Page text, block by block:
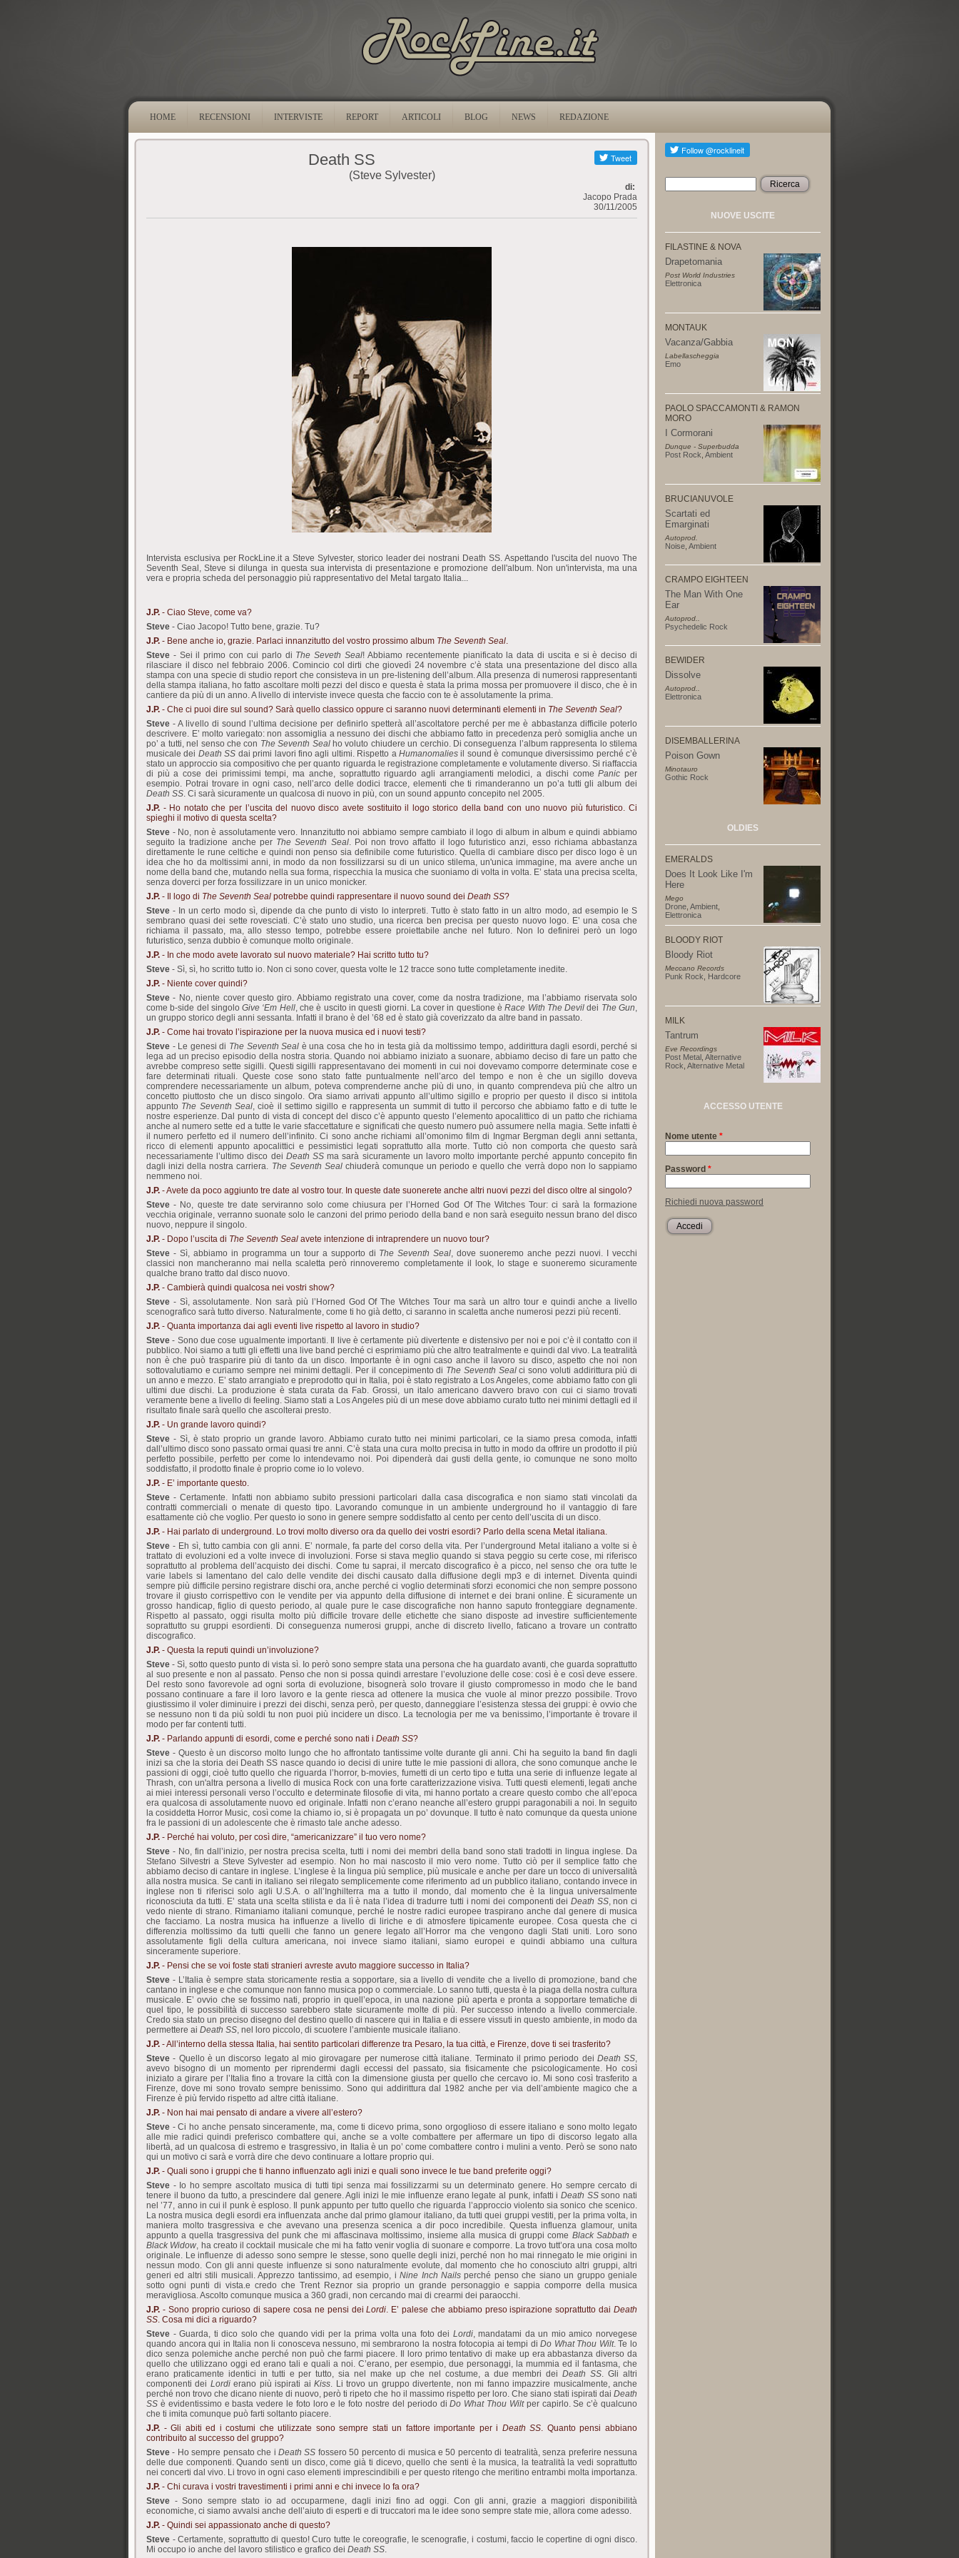
HOME RECENSIONI INTERVISTE REPORT ARTICOLI BLOG NEWS REDAZIONE
Death SS
(Steve Sylvester)
di:
Jacopo Prada
30/11/2005
Intervista esclusiva per RockLine.it a Steve Sylvester, storico leader dei nostrani Death SS. Aspettando l'uscita del nuovo The
Seventh Seal, Steve si dilunga in questa sua intervista di presentazione e promozione dell'album. Non un'intervista, ma una
vera e propria scheda del personaggio più rappresentativo del Metal targato Italia...
J.P. - Ciao Steve, come va?
Steve - Ciao Jacopo! Tutto bene, grazie. Tu?
J.P. - Bene anche io, grazie. Parlaci innanzitutto del vostro prossimo album The Seventh Seal.
Steve - Sei il primo con cui parlo di The Seveth Seal! Abbiamo recentemente pianificato la data di uscita e si è deciso di
rilasciare il disco nel febbraio 2006. Comincio col dirti che giovedì 24 novembre c’è stata una presentazione del disco alla
stampa con una specie di studio report che consisteva in un pre-listening dell’album. Alla presenza di numerosi rappresentanti
della stampa italiana, ho fatto ascoltare molti pezzi del disco e questa è stata la prima mossa per promuovere il disco, che è in
cantiere da più di un anno. A livello di interviste invece questa che faccio con te è assolutamente la prima.
J.P. - Che ci puoi dire sul sound? Sarà quello classico oppure ci saranno nuovi determinanti elementi in The Seventh Seal?
Steve - A livello di sound l’ultima decisione per definirlo spetterà all’ascoltatore perché per me è abbastanza difficile poterlo
descrivere. E’ molto variegato: non assomiglia a nessuno dei dischi che abbiamo fatto in precedenza però somiglia anche un
po’ a tutti, nel senso che con The Seventh Sealho voluto chiudere un cerchio. Di conseguenza l’album rappresenta lo stilema
musicale dei Death SS dai primi lavori fino agli ultimi. Rispetto aHumanomalies il sound è comunque diversissimo perché c’è
stato un approccio sia compositivo che per quanto riguarda le registrazione completamente e volutamente diverso. Si riaffaccia
di più a cose dei primissimi tempi, ma anche, soprattutto riguardo agli arrangiamenti melodici, a dischi come Panic per
esempio. Potrai trovare in ogni caso, nell’arco delle dodici tracce, elementi che ti rimanderanno un po’a tutti gli album dei
Death SS. Ci sarà sicuramente un qualcosa di nuovo in più, con un sound appunto concepito nel 2005.
J.P. - Ho notato che per l’uscita del nuovo disco avete sostituito il logo storico della band con uno nuovo più futuristico. Ci
spieghi il motivo di questa scelta?
Steve - No, non è assolutamente vero. Innanzitutto noi abbiamo sempre cambiato il logo di album in album e quindi abbiamo
seguito la tradizione anche per The Seventh Seal. Poi non trovo affatto il logo futuristico anzi, esso richiama abbastanza
direttamente le rune celtiche e quindi non penso sia definibile come futuristico. Quella di cambiare disco per disco logo è un
idea che ho da moltissimi anni, in modo da non fossilizzarsi su di un unico stilema, un'unica immagine, ma avere anche un
nome della band che, mutando nella sua forma, rispecchia la musica che suoniamo di volta in volta. E’ stata una precisa scelta,
senza doverci per forza fossilizzare in un unico monicker.
J.P. - Il logo di The Seventh Seal potrebbe quindi rappresentare il nuovo sound dei Death SS?
Steve - In un certo modo sì, dipende da che punto di visto lo interpreti. Tutto è stato fatto in un altro modo, ad esempio le S
sembrano quasi dei sette rovesciati. C’è stato uno studio, una ricerca ben precisa per questo nuovo logo. E’ una cosa che
richiama il passato, ma, allo stesso tempo, potrebbe essere proiettabile anche nel futuro. Non lo definirei però un logo
futuristico, senza dubbio è comunque molto originale.
J.P. - In che modo avete lavorato sul nuovo materiale? Hai scritto tutto tu?
Steve - Sì, sì, ho scritto tutto io. Non ci sono cover, questa volte le 12 tracce sono tutte completamente inedite.
J.P. - Niente cover quindi?
Steve - No, niente cover questo giro. Abbiamo registrato una cover, come da nostra tradizione, ma l’abbiamo riservata solo
come b-side del singoloGive ‘Em Hell, che è uscito in questi giorni. La cover in questione èRace With The Devil dei The Gun,
un gruppo storico degli anni sessanta. Infatti il brano è del ’68 ed è stato già coverizzato da altre band in passato.
J.P. - Come hai trovato l’ispirazione per la nuova musica ed i nuovi testi?
Steve - Le genesi di The Seventh Seal è una cosa che ho in testa già da moltissimo tempo, addirittura dagli esordi, perché si
lega ad un preciso episodio della nostra storia. Quando noi abbiamo iniziato a suonare, abbiamo deciso di fare un patto che
avrebbe compreso sette sigilli. Questi sigilli rappresentavano dei momenti in cui noi dovevamo comporre determinate cose e
fare determinati rituali. Queste cose sono stato fatte puntualmente nell’arco del tempo e non è che un sigillo doveva
comprendere necessariamente un album, poteva comprenderne anche più di uno, in quanto comprendeva più che altro un
concetto piuttosto che un disco singolo. Ora siamo arrivati appunto all’ultimo sigillo e proprio per questo il disco si intitola
appunto The Seventh Seal, cioè il settimo sigillo e rappresenta un summit di tutto il percorso che abbiamo fatto e di tutte le
nostre esperienze. Dal punto di vista di concept del disco c’è appunto questo l’elemento apocalittico di un patto che richiama
anche al numero sette ed a tutte le varie sfaccettature e significati che questo numero può assumere nella magia. Sette infatti è
il numero perfetto ed il numero dell’infinito. Ci sono anche richiami all’omonimo film di Ingmar Bergman degli anni settanta,
ricco di elementi appunto apocalittici e pessimistici legati soprattutto alla morte. Tutto ciò non comporta che questo sarà
necessariamente l’ultimo disco dei Death SSma sarà sicuramente un lavoro molto importante perché appunto concepito fin
dagli inizi della nostra carriera. The Seventh Sealchiuderà comunque un periodo e quello che verrà dopo non lo sappiamo
nemmeno noi.
J.P. - Avete da poco aggiunto tre date al vostro tour. In queste date suonerete anche altri nuovi pezzi del disco oltre al singolo?
Steve - No, queste tre date serviranno solo come chiusura per l’Horned God Of The Witches Tour: ci sarà la formazione
vecchia originale, verranno suonate solo le canzoni del primo periodo della band e non sarà eseguito nessun brano del disco
nuovo, neppure il singolo.
J.P. - Dopo l’uscita di The Seventh Seal avete intenzione di intraprendere un nuovo tour?
Steve - Sì, abbiamo in programma un tour a supporto di The Seventh Seal, dove suoneremo anche pezzi nuovi. I vecchi
classici non mancheranno mai nella scaletta però rinnoveremo completamente il look, lo stage e suoneremo sicuramente
qualche brano tratto dal disco nuovo.
J.P. - Cambierà quindi qualcosa nei vostri show?
Steve - Sì, assolutamente. Non sarà più l’Horned God Of The Witches Tour ma sarà un altro tour e quindi anche a livello
scenografico sarà tutto diverso. Naturalmente, come ti ho già detto, ci saranno in scaletta anche numerosi pezzi più recenti.
J.P. - Quanta importanza dai agli eventi live rispetto al lavoro in studio?
Steve - Sono due cose ugualmente importanti. Il live è certamente più divertente e distensivo per noi e poi c’è il contatto con il
pubblico. Noi siamo a tutti gli effetti una live band perché ci esprimiamo più che altro teatralmente e quindi dal vivo. La teatralità
non è che può trasparire più di tanto da un disco. Importante è in ogni caso anche il lavoro su disco, aspetto che noi non
sottovalutiamo e curiamo sempre nei minimi dettagli. Per il concepimento di The Seventh Sealci sono voluti addirittura più di
un anno e mezzo. E’ stato arrangiato e preprodotto qui in Italia, poi è stato registrato a Los Angeles, come abbiamo fatto con gli
ultimi due dischi. La produzione è stata curata da Fab. Grossi, un italo americano davvero bravo con cui ci siamo trovati
veramente bene a livello di feeling. Siamo stati a Los Angeles più di un mese dove abbiamo curato tutto nei minimi dettagli ed il
risultato finale sarà quello che ascolterai presto.
J.P. - Un grande lavoro quindi?
Steve - Sì, è stato proprio un grande lavoro. Abbiamo curato tutto nei minimi particolari, ce la siamo presa comoda, infatti
dall’ultimo disco sono passato ormai quasi tre anni. C’è stata una cura molto precisa in tutto in modo da offrire un prodotto il più
perfetto possibile, perfetto per come lo intendevamo noi. Poi dipenderà dai gusti della gente, io comunque ne sono molto
soddisfatto, il prodotto finale è proprio come io lo volevo.
J.P. - E’ importante questo.
Steve - Certamente. Infatti non abbiamo subito pressioni particolari dalla casa discografica e non siamo stati vincolati da
contratti commerciali o menate di questo tipo. Lavorando comunque in un ambiente underground ho il vantaggio di fare
esattamente ciò che voglio. Per questo io sono in genere sempre soddisfatto al cento per cento dell’uscita di un disco.
J.P. - Hai parlato di underground. Lo trovi molto diverso ora da quello dei vostri esordi? Parlo della scena Metal italiana.
Steve - Eh sì, tutto cambia con gli anni. E’ normale, fa parte del corso della vita. Per l’underground Metal italiano a volte si è
trattato di evoluzioni ed a volte invece di involuzioni. Forse si stava meglio quando si stava peggio su certe cose, mi riferisco
soprattutto al problema dell’acquisto dei dischi. Come tu saprai, il mercato discografico è a picco, nel senso che ora tutte le
varie labels si lamentano del calo delle vendite dei dischi causato dalla diffusione degli mp3 e di internet. Diventa quindi
sempre più difficile persino registrare dischi ora, anche perché ci voglio determinati sforzi economici che non sempre possono
trovare il giusto corrispettivo con le vendite per via appunto della diffusione di internet e dei brani online. È sicuramente un
grosso handicap, figlio di questo periodo, al quale pure le case discografiche non hanno saputo fronteggiare degnamente.
Rispetto al passato, oggi risulta molto più difficile trovare delle etichette che siano disposte ad investire sufficientemente
soprattutto su gruppi esordienti. Di conseguenza numerosi gruppi, anche di discreto livello, faticano a trovare un contratto
discografico.
J.P. - Questa la reputi quindi un’involuzione?
Steve - Sì, sotto questo punto di vista sì. Io però sono sempre stata una persona che ha guardato avanti, che guarda soprattutto
al suo presente e non al passato. Penso che non si possa quindi arrestare l’evoluzione delle cose: così è e così deve essere.
Del resto sono favorevole ad ogni sorta di evoluzione, bisognerà solo trovare il giusto compromesso in modo che le band
possano continuare a fare il loro lavoro e la gente riesca ad ottenere la musica che vuole al minor prezzo possibile. Trovo
giustissimo il voler diminuire i prezzi dei dischi, senza però, per questo, danneggiare l’esistenza stessa dei gruppi: è ovvio che
se nessuno non ti da più soldi tu non puoi più incidere un disco. La tecnologia per me va benissimo, l’importante è trovare il
modo per far contenti tutti.
J.P. - Parlando appunti di esordi, come e perché sono nati i Death SS?
Steve - Questo è un discorso molto lungo che ho affrontato tantissime volte durante gli anni. Chi ha seguito la band fin dagli
inizi sa che la storia dei Death SS nasce quando io decisi di unire tutte le mie passioni di allora, che sono comunque anche le
passioni di oggi, cioè tutto quello che riguarda l’horror, b-movies, fumetti di un certo tipo e tutta una serie di influenze legate al
Thrash, con un'altra persona a livello di musica Rock con una forte caratterizzazione visiva. Tutti questi elementi, legati anche
ai miei interessi personali verso l’occulto e determinate filosofie di vita, mi hanno portato a creare questo combo che all’epoca
era qualcosa di assolutamente nuovo ed originale. Infatti non c’erano neanche all’estero gruppi paragonabili a noi. In seguito
la cosiddetta Horror Music, così come la chiamo io, si è propagata un po’ dovunque. Il tutto è nato comunque da questa unione
fra le passioni di un adolescente che è rimasto tale anche adesso.
J.P. - Perché hai voluto, per così dire, “americanizzare” il tuo vero nome?
Steve - No, fin dall’inizio, per nostra precisa scelta, tutti i nomi dei membri della band sono stati tradotti in lingua inglese. Da
Stefano Silvestri a Steve Sylvester ad esempio. Non ho mai nascosto il mio vero nome. Tutto ciò per il semplice fatto che
abbiamo deciso di cantare in inglese. L’inglese è la lingua più semplice, più musicale e anche per dare un tocco di universalità
alla nostra musica. Se canti in italiano sei rilegato semplicemente come riferimento ad un pubblico italiano, contando invece in
inglese non ti riferisci solo agli U.S.A. o all’Inghilterra ma a tutto il mondo, dal momento che è la lingua universalmente
riconosciuta da tutti. E’ stata una scelta stilista e da lì è nata l’idea di tradurre tutti i nomi dei componenti dei Death SS, non ci
vedo niente di strano. Rimaniamo italiani comunque, perché le nostre radici europee traspirano anche dal genere di musica
che facciamo. La nostra musica ha influenze a livello di liriche e di atmosfere tipicamente europee. Cosa questa che ci
differenzia moltissimo da tutti quelli che fanno un genere legato all’Horror ma che vengono dagli Stati uniti. Loro sono
assolutamente figli della cultura americana, noi invece siamo italiani, siamo europei e quindi abbiamo una cultura
sinceramente superiore.
J.P. - Pensi che se voi foste stati stranieri avreste avuto maggiore successo in Italia?
Steve - L’Italia è sempre stata storicamente restia a sopportare, sia a livello di vendite che a livello di promozione, band che
cantano in inglese e che comunque non fanno musica pop o commerciale. Lo sanno tutti, questa è la piaga della nostra cultura
musicale. E’ ovvio che se fossimo nati, proprio in quell’epoca, in una nazione più aperta e pronta a sopportare tematiche di
quel tipo, le possibilità di successo sarebbero state sicuramente molte di più. Per successo intendo a livello commerciale.
Credo sia stato un preciso disegno del destino quello di nascere qui in Italia e di essere vissuti in questo ambiente, in modo da
permettere ai Death SS, nel loro piccolo, di scuotere l’ambiente musicale italiano.
J.P. - All’interno della stessa Italia, hai sentito particolari differenze tra Pesaro, la tua città, e Firenze, dove ti sei trasferito?
Steve - Quello è un discorso legato al mio girovagare per numerose città italiane. Terminato il primo periodo dei Death SS,
avevo bisogno di un momento per riprendermi dagli eccessi del passato, sia fisicamente che psicologicamente. Ho così
iniziato a girare per l’Italia fino a trovare la città con la dimensione giusta per quello che cercavo io. Mi sono così trasferito a
Firenze, dove mi sono trovato sempre benissimo. Sono qui addirittura dal 1982 anche per via dell’ambiente magico che a
Firenze è più fervido rispetto ad altre città italiane.
J.P. - Non hai mai pensato di andare a vivere all’estero?
Steve - Ci ho anche pensato sinceramente, ma, come ti dicevo prima, sono orgoglioso di essere italiano e sono molto legato
alle mie radici quindi preferisco combattere qui, anche se a volte combattere per affermare un tipo di discorso legato alla
libertà, ad un qualcosa di estremo e trasgressivo, in Italia è un po’ come combattere contro i mulini a vento. Però se sono nato
qui un motivo ci sarà e vorrà dire che devo continuare a lottare proprio qui.
J.P. - Quali sono i gruppi che ti hanno influenzato agli inizi e quali sono invece le tue band preferite oggi?
Steve - Io ho sempre ascoltato musica di tutti tipi senza mai fossilizzarmi su un determinato genere. Ho sempre cercato di
tenere il buono da tutto, a prescindere dal genere. Agli inizi le mie influenze erano legate al punk, infatti i Death SSsono nati
nel ’77, anno in cui il punk è esploso. Il punk appunto per tutto quello che riguarda l’approccio violento sia sonico che scenico.
La nostra musica degli esordi era influenzata anche dal primo glamour italiano, da tutti quei gruppi vestiti, per la prima volta, in
maniera molto trasgressiva e che avevano una presenza scenica a dir poco incredibile. Questa influenza glamour, unita
appunto a quella trasgressiva del punk che mi affascinava moltissimo, insieme alla musica di gruppi come Black Sabbath e
Black Widow, ha creato il cocktail musicale che mi ha fatto venir voglia di suonare e comporre. La trovo tutt’ora una cosa molto
originale. Le influenze di adesso sono sempre le stesse, sono quelle degli inizi, perché non ho mai rinnegato le mie origini in
nessun modo. Con gli anni queste influenze si sono naturalmente evolute, dal momento che ho conosciuto altri gruppi, altri
generi ed altri stili musicali. Apprezzo tantissimo, ad esempio, iNine Inch Nails perché penso che siano un gruppo geniale
sotto ogni punti di vista.e credo che Trent Reznor sia proprio un grande personaggio e sappia comporre della musica
meravigliosa. Ascolto comunque musica a 360 gradi, non cercando mai di crearmi dei paraocchi.
J.P. - Sono proprio curioso di sapere cosa ne pensi dei Lordi. E’ palese che abbiamo preso ispirazione soprattutto daiDeath
SS. Cosa mi dici a riguardo?
Steve - Guarda, ti dico solo che quando vidi per la prima volta una foto dei Lordi, mandatami da un mio amico norvegese
quando ancora qui in Italia non li conosceva nessuno, mi sembrarono la nostra fotocopia ai tempi diDo What Thou Wilt. Te lo
dico senza polemiche anche perché non può che farmi piacere. Il loro primo tentativo di make up era abbastanza diverso da
quello che utilizzano oggi ed erano tali e quali a noi. C’erano, per esempio, due personaggi, la mummia ed il fantasma, che
erano praticamente identici in tutti e per tutto, sia nel make up che nel costume, a due membri deiDeath SS. Gli altri
componenti dei Lordierano più ispirati aiKiss. Li trovo un gruppo divertente, non mi fanno impazzire musicalmente, anche
perché non trovo che dicano niente di nuovo, però ti ripeto che ho il massimo rispetto per loro. Che siano stati ispirati dai Death
SS è evidentissimo e basta vedere le foto loro e le foto nostre del periodo diDo What Thou Wiltper capirlo. Se c’è qualcuno
che ti imita comunque può farti soltanto piacere.
J.P. - Gli abiti ed i costumi che utilizzate sono sempre stati un fattore importante per i Death SS. Quanto pensi abbiano
contribuito al successo del gruppo?
Steve - Ho sempre pensato che i Death SS fossero 50 percento di musica e 50 percento di teatralità, senza preferire nessuna
delle due componenti. Quando senti un disco, come già ti dicevo, quello che senti è la musica, la teatralità la vedi soprattutto
nei concerti dal vivo. Li trovo in ogni caso elementi imprescindibili e per questo ritengo che meritino entrambi molta importanza.
J.P. - Chi curava i vostri travestimenti i primi anni e chi invece lo fa ora?
Steve - Sono sempre stato io ad occuparmene, dagli inizi fino ad oggi. Con gli anni, grazie a maggiori disponibilità
economiche, ci siamo avvalsi anche dell’aiuto di esperti e di truccatori ma le idee sono sempre state mie, allora come adesso.
J.P. - Quindi sei appassionato anche di questo?
Steve - Certamente, soprattutto di questo! Curo tutte le coreografie, le scenografie, i costumi, faccio le copertine di ogni disco.
Mi occupo io anche del lavoro stilistico e grafico dei Death SS.
Form di ricerca
Ricerca
NUOVE USCITE
FILASTINE & NOVA
Drapetomania
Post World Industries
Elettronica
MONTAUK
Vacanza/Gabbia
Labellascheggia
Emo
PAOLO SPACCAMONTI & RAMON
MORO
I Cormorani
Dunque - Superbudda
Post Rock Ambient
BRUCIANUVOLE
Scartati ed
Emarginati
Autoprod.
Noise Ambient
CRAMPO EIGHTEEN
The Man With One
Ear
Autoprod..
Psychedelic Rock
BEWIDER
Dissolve
Autoprod..
Elettronica
DISEMBALLERINA
Poison Gown
Minotauro
Gothic Rock
OLDIES
EMERALDS
Does It Look Like I'm
Here
Mego
Drone Ambient
Elettronica
BLOODY RIOT
Bloody Riot
Meccano Records
Punk Rock Hardcore
MILK
Tantrum
Eve Recordings
Post Metal Alternative
Rock Alternative Metal
ACCESSO UTENTE
Nome utente *
Password *
Richiedi nuova password
http://1edpillsforhealth.com/ 1edpillsforhealth.com
http://1canadianxpills.com/ 1canadianxpills.com